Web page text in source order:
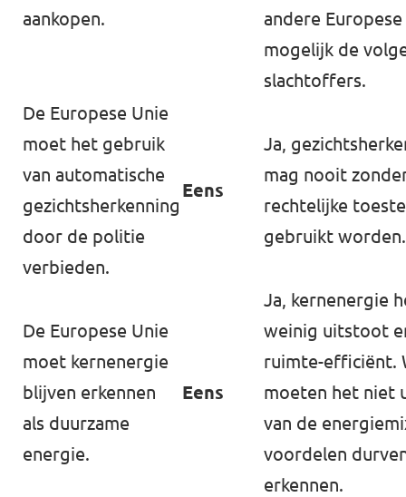
aankopen.
andere
mogelijk de
slachtoffers.
De Europese Unie
moet het gebruik
van automatische
gezichtsherkenning
door de politie
verbieden.
Eens
Ja,
mag nooit
rechtelijke
gebruikt worden.
De Europese Unie
moet kernenergie
blijven erkennen
als duurzame
energie.
Eens
Ja, kernenergie
weinig uitstoot
ruimte-efficiënt.
moeten het niet
van de
voordelen
erkennen.